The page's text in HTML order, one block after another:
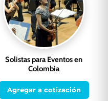
Solistas para Eventos en
Colombia
Agregar a cotización